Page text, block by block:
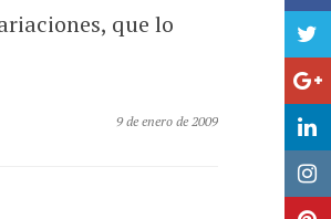
que lo
9 de enero de 2009